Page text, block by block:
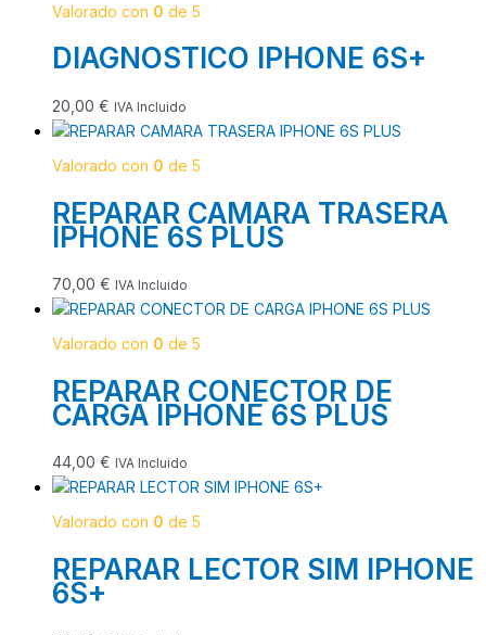
Valorado con 0 de 5
DIAGNOSTICO IPHONE 6S+
20,00 € IVA Incluido
Valorado con 0 de 5
REPARAR CAMARA TRASERA
IPHONE 6S PLUS
70,00 € IVA Incluido
Valorado con 0 de 5
REPARAR CONECTOR DE
CARGA IPHONE 6S PLUS
44,00 € IVA Incluido
Valorado con 0 de 5
REPARAR LECTOR SIM IPHONE
6S+